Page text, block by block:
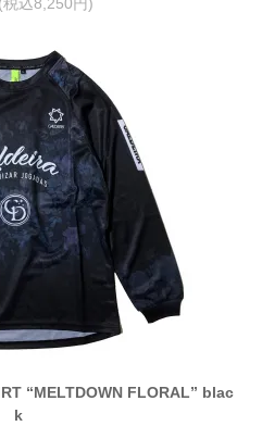
“MELTDOWN FLORAL” blac
k